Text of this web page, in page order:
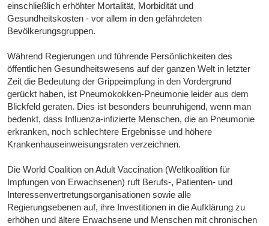
einschließlich erhöhter Mortalität, Morbidität und
Gesundheitskosten - vor allem in den gefährdeten
Bevölkerungsgruppen.
Während Regierungen und führende Persönlichkeiten des
öffentlichen Gesundheitswesens auf der ganzen Welt in letzter
Zeit die Bedeutung der Grippeimpfung in den Vordergrund
gerückt haben, ist Pneumokokken-Pneumonie leider aus dem
Blickfeld geraten. Dies ist besonders beunruhigend, wenn man
bedenkt, dass Influenza-infizierte Menschen, die an Pneumonie
erkranken, noch schlechtere Ergebnisse und höhere
Krankenhauseinweisungsraten verzeichnen.
Die World Coalition on Adult Vaccination (Weltkoalition für
Impfungen von Erwachsenen) ruft Berufs-, Patienten- und
Interessenvertretungsorganisationen sowie alle
Regierungsebenen auf, ihre Investitionen in die Aufklärung zu
erhöhen und ältere Erwachsene und Menschen mit chronischen